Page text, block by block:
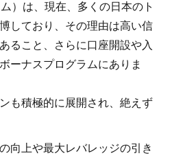
）は、現在、多くの日本のト
しており、その理由は高い信
ること、さらに口座開設や入
ーナスプログラムにありま
も積極的に展開され、絶えず
向上や最大レバレッジの引き